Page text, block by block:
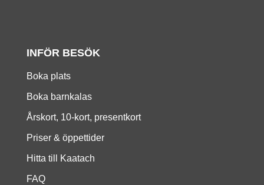
INFÖR BESÖK
Boka plats
Boka barnkalas
Årskort, 10-kort, presentkort
Priser & öppettider
Hitta till Kaatach
FAQ